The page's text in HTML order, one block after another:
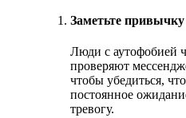
Заметьте привычку
Люди с аутофобией
проверяют
чтобы убедиться,
постоянное
тревогу.